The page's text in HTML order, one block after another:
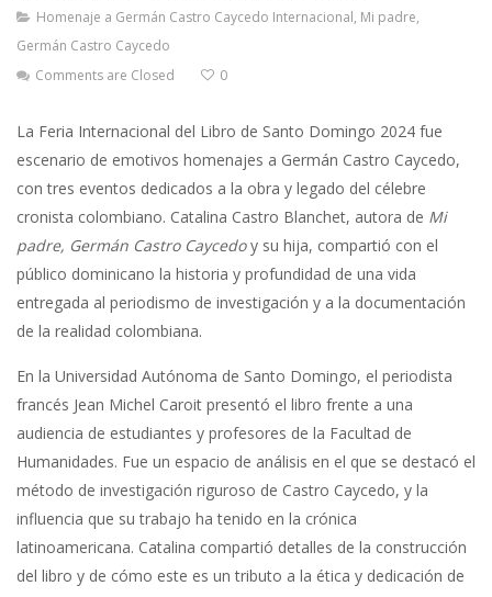
Homenaje a Germán Castro Caycedo Internacional, Mi padre,
Germán Castro Caycedo
Comments are Closed
0
La Feria Internacional del Libro de Santo Domingo 2024 fue
escenario de emotivos homenajes a Germán Castro Caycedo,
con tres eventos dedicados a la obra y legado del célebre
cronista colombiano. Catalina Castro Blanchet, autora de Mi
padre, Germán Castro Caycedoy su hija, compartió con el
público dominicano la historia y profundidad de una vida
entregada al periodismo de investigación y a la documentación
de la realidad colombiana.
En la Universidad Autónoma de Santo Domingo, el periodista
francés Jean Michel Caroit presentó el libro frente a una
audiencia de estudiantes y profesores de la Facultad de
Humanidades. Fue un espacio de análisis en el que se destacó el
método de investigación riguroso de Castro Caycedo, y la
influencia que su trabajo ha tenido en la crónica
latinoamericana. Catalina compartió detalles de la construcción
del libro y de cómo este es un tributo a la ética y dedicación de